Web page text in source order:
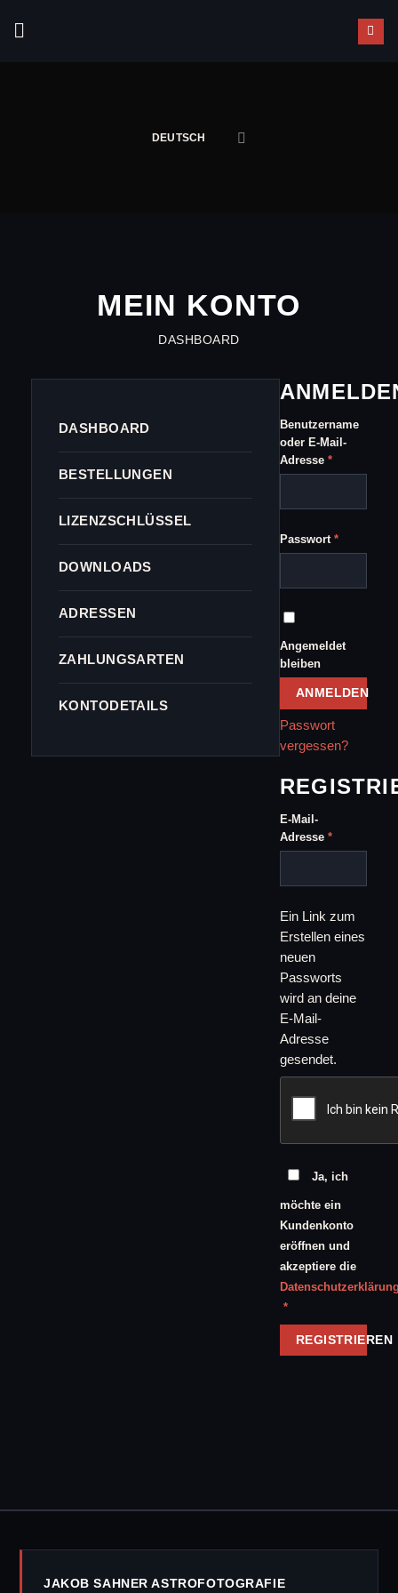
Inhalt
DEUTSCH
MEIN KONTO
DASHBOARD
DASHBOARD
BESTELLUNGEN
LIZENZSCHLÜSSEL
DOWNLOADS
ADRESSEN
ZAHLUNGSARTEN
KONTODETAILS
Benutzername
oder E-Mail-
Adresse *Erforderlich
Passwort *
Angemeldet
bleiben
ANMELDEN
Passwort
vergessen?
E-Mail-
Adresse *Erforderlich
Ein Link zum
Erstellen eines
neuen
Passworts
wird an deine
E-Mail-
Adresse
gesendet.
Ja, ich
möchte ein
Kundenkonto
eröffnen und
akzeptiere die
*Erforderlich
REGISTRIEREN
JAKOB SAHNER ASTROFOTOGRAFIE